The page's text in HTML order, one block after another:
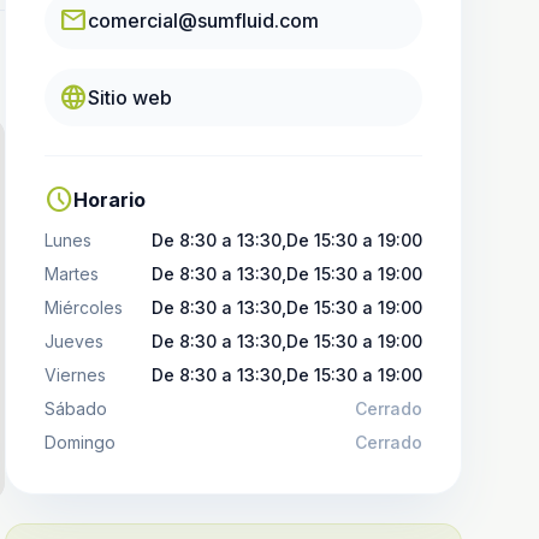
emailcomercial@sumfluid.com
languageSitio web
scheduleHorario
Lunes
De 8:30 a 13:30,De 15:30 a 19:00
Martes
De 8:30 a 13:30,De 15:30 a 19:00
Miércoles
De 8:30 a 13:30,De 15:30 a 19:00
Jueves
De 8:30 a 13:30,De 15:30 a 19:00
Viernes
De 8:30 a 13:30,De 15:30 a 19:00
Sábado
Cerrado
Domingo
Cerrado